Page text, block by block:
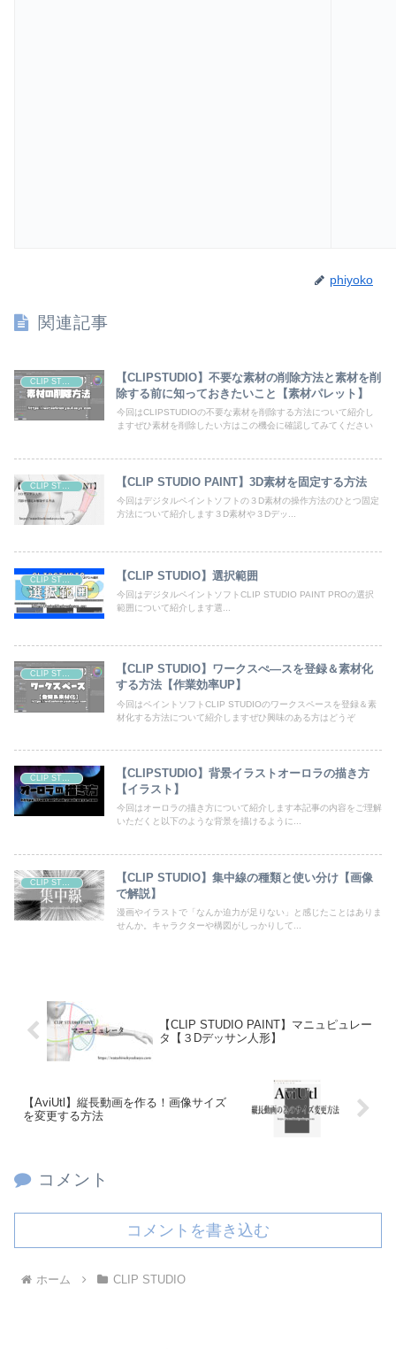
phiyoko
関連記事
CLIP STUDIO
【CLIPSTUDIO】不要な素材の削除方法と素材を削
除する前に知っておきたいこと【素材パレット】
今回はCLIPSTUDIOの不要な素材を削除する方法について紹介し
ますぜひ素材を削除したい方はこの機会に確認してみてください
CLIP STUDIO 【CLIP STUDIO PAINT】3D素材を固定する方法
今回はデジタルペイントソフトの３D素材の操作方法のひとつ固定
方法について紹介します３D素材や３Dデッ...
【CLIP STUDIO】選択範囲
今回はデジタルペイントソフトCLIP STUDIO PAINT PROの選択
範囲について紹介します選...
【CLIP STUDIO】ワークスぺ―スを登録＆素材化
する方法【作業効率UP】
今回はペイントソフトCLIP STUDIOのワークスペースを登録＆素
材化する方法について紹介しますぜひ興味のある方はどうぞ
【CLIPSTUDIO】背景イラストオーロラの描き方
【イラスト】
今回はオーロラの描き方について紹介します本記事の内容をご理解
いただくと以下のような背景を描けるように...
【CLIP STUDIO】集中線の種類と使い分け【画像
で解説】
漫画やイラストで「なんか迫力が足りない」と感じたことはありま
せんか。キャラクターや構図がしっかりして...
【CLIP STUDIO PAINT】マニュピュレー
タ【３Dデッサン人形】
【AviUtl】縦長動画を作る！画像サイズ
を変更する方法
コメント
コメントを書き込む
ホーム CLIP STUDIO